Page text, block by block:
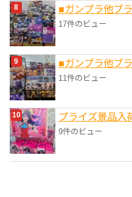
■ガンプラ他プ
17件のビュー
■ガンプラ他プ
11件のビュー
プライズ景品入
9件のビュー